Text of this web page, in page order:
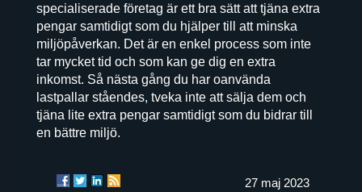
specialiserade företag är ett bra sätt att tjäna extra
pengar samtidigt som du hjälper till att minska
miljöpåverkan. Det är en enkel process som inte
tar mycket tid och som kan ge dig en extra
inkomst. Så nästa gång du har oanvända
lastpallar ståendes, tveka inte att sälja dem och
tjäna lite extra pengar samtidigt som du bidrar till
en bättre miljö.
27 maj 2023